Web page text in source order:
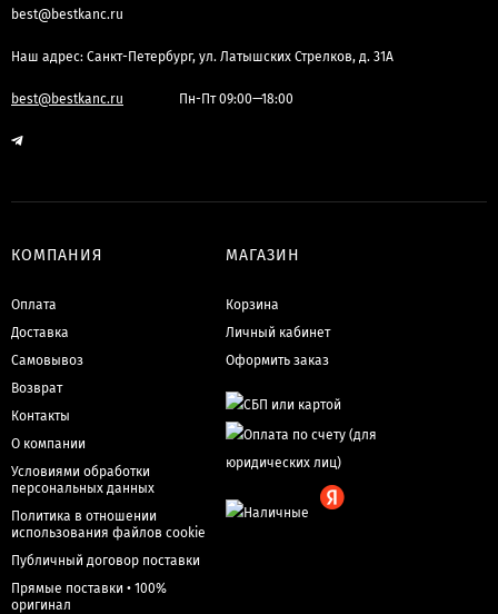
best@bestkanc.ru
Наш адрес: Санкт-Петербург, ул. Латышских Стрелков, д. 31А
best@bestkanc.ru Пн-Пт 09:00—18:00
КОМПАНИЯ
Оплата
Доставка
Самовывоз
Возврат
Контакты
О компании
Условиями обработки
персональных данных
Политика в отношении
использования файлов cookie
Публичный договор поставки
Прямые поставки • 100%
оригинал
МАГАЗИН
Корзина
Личный кабинет
Оформить заказ